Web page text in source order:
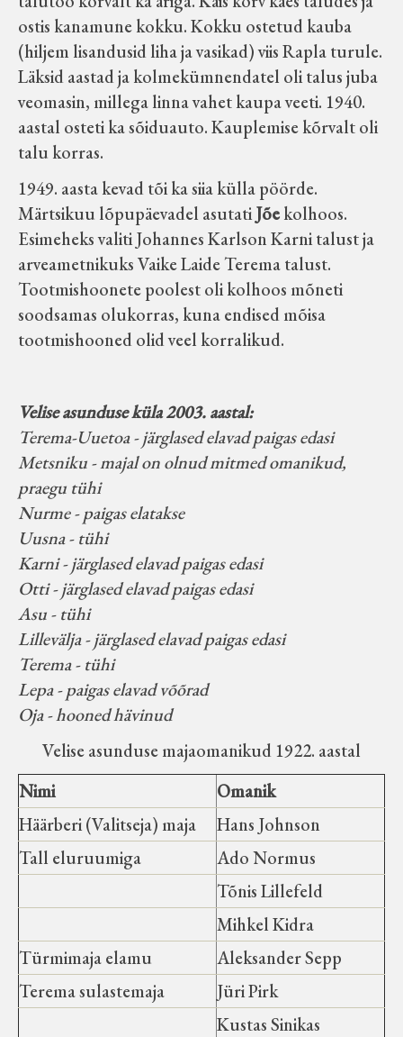
ostis kanamune kokku. Kokku ostetud kauba
(hiljem lisandusid liha ja vasikad) viis Rapla turule.
Läksid aastad ja kolmekümnendatel oli talus juba
veomasin, millega linna vahet kaupa veeti. 1940.
aastal osteti ka sõiduauto. Kauplemise kõrvalt oli
talu korras.
1949. aasta kevad tõi ka siia külla pöörde.
Märtsikuu lõpupäevadel asutatiJõekolhoos.
Esimeheks valiti Johannes Karlson Karni talust ja
arveametnikuks Vaike Laide Terema talust.
Tootmishoonete poolest oli kolhoos mõneti
soodsamas olukorras, kuna endised mõisa
tootmishooned olid veel korralikud.
Velise asunduse küla 2003. aastal:
Terema-Uuetoa - järglased elavad paigas edasi
Metsniku - majal on olnud mitmed omanikud,
praegu tühi
Nurme - paigas elatakse
Uusna - tühi
Karni - järglased elavad paigas edasi
Otti - järglased elavad paigas edasi
Asu - tühi
Lillevälja - järglased elavad paigas edasi
Terema - tühi
Lepa - paigas elavad võõrad
Oja - hooned hävinud
Velise asunduse majaomanikud 1922. aastal
Nimi
Omanik
Häärberi (Valitseja) maja
Hans Johnson
Tall eluruumiga
Ado Normus
Tõnis Lillefeld
Mihkel Kidra
Türmimaja elamu
Aleksander Sepp
Terema sulastemaja
Jüri Pirk
Kustas Sinikas